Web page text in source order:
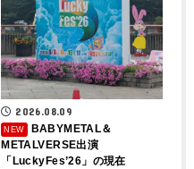
2026.08.09
BABYMETAL＆
METALVERSE出演
「LuckyFes’26」の現在